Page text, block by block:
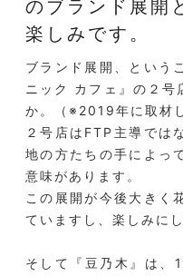
のブランド展開
楽しみです。
ブランド展開、という
ニック カフェ』の２号
か。（※2019年に取材
２号店はFTP主導では
地の方たちの手によっ
意味があります。
この展開が今後大きく
ていますし、楽しみに
そして『豆乃木』は、